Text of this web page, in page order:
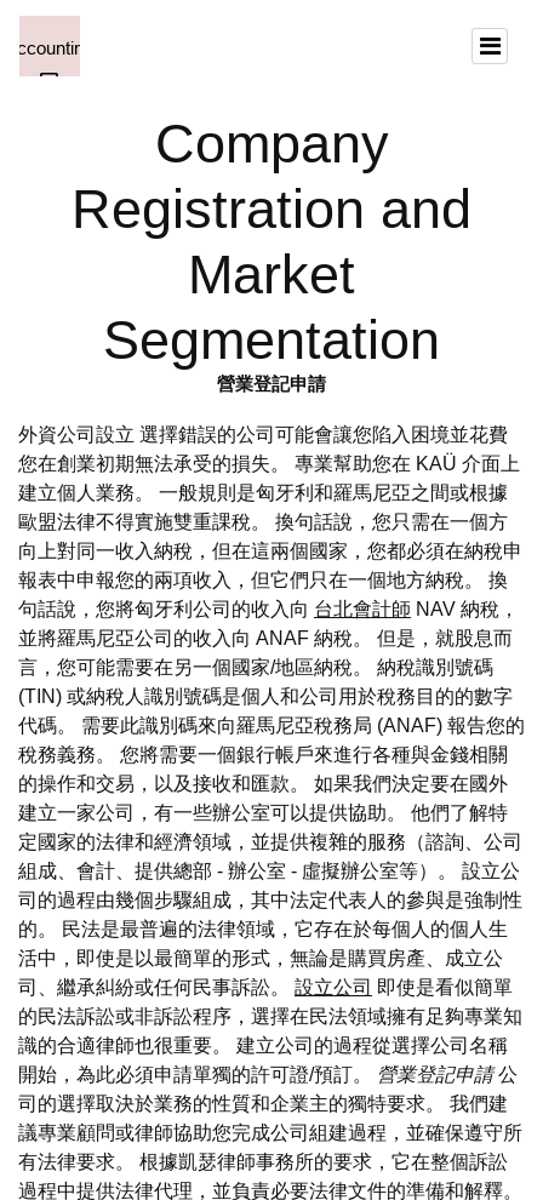
Company
Registration and
Market
Segmentation
營業登記申請
外資公司設立 選擇錯誤的公司可能會讓您陷入困境並花費
您在創業初期無法承受的損失。 專業幫助您在 KAÜ 介面上
建立個人業務。 一般規則是匈牙利和羅馬尼亞之間或根據
歐盟法律不得實施雙重課稅。 換句話說，您只需在一個方
向上對同一收入納稅，但在這兩個國家，您都必須在納稅申
報表中申報您的兩項收入，但它們只在一個地方納稅。 換
句話說，您將匈牙利公司的收入向 台北會計師 NAV 納稅，
並將羅馬尼亞公司的收入向 ANAF 納稅。 但是，就股息而
言，您可能需要在另一個國家/地區納稅。 納稅識別號碼
(TIN) 或納稅人識別號碼是個人和公司用於稅務目的的數字
代碼。 需要此識別碼來向羅馬尼亞稅務局 (ANAF) 報告您的
稅務義務。 您將需要一個銀行帳戶來進行各種與金錢相關
的操作和交易，以及接收和匯款。 如果我們決定要在國外
建立一家公司，有一些辦公室可以提供協助。 他們了解特
定國家的法律和經濟領域，並提供複雜的服務（諮詢、公司
組成、會計、提供總部 - 辦公室 - 虛擬辦公室等）。 設立公
司的過程由幾個步驟組成，其中法定代表人的參與是強制性
的。 民法是最普遍的法律領域，它存在於每個人的個人生
活中，即使是以最簡單的形式，無論是購買房產、成立公
司、繼承糾紛或任何民事訴訟。 設立公司 即使是看似簡單
的民法訴訟或非訴訟程序，選擇在民法領域擁有足夠專業知
識的合適律師也很重要。 建立公司的過程從選擇公司名稱
開始，為此必須申請單獨的許可證/預訂。
營業登記申請公
司的選擇取決於業務的性質和企業主的獨特要求。 我們建
議專業顧問或律師協助您完成公司組建過程，並確保遵守所
有法律要求。 根據凱瑟律師事務所的要求，它在整個訴訟
過程中提供法律代理，並負責必要法律文件的準備和解釋。